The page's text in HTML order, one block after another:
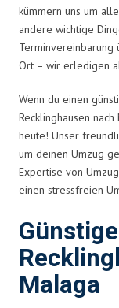
kümmern uns um
andere wichtige
Ort – wir erledigen
Wenn du einen
Recklinghausen
heute! Unser
um deinen Umzug
Expertise von
einen stressfreien
Malaga